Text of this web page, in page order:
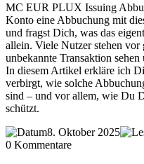
MC EUR PLUX Issuing
Konto eine Abbuchung mit
und fragst Dich, was das
allein. Viele Nutzer stehen vor
unbekannte Transaktion
In diesem Artikel erkläre ich
verbirgt, wie solche
sind – und vor allem, wie Du
schützt.
8. Oktober 2025
0 Kommentare